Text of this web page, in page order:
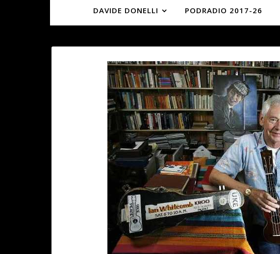
DAVIDE DONELLI PODRADIO 2017-26